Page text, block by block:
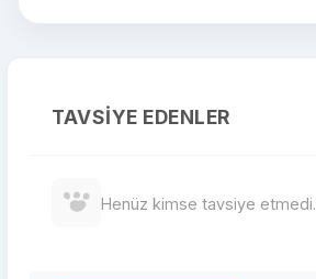
TAVSIYE EDENLER
Henüz kimse tavsiye etmedi.